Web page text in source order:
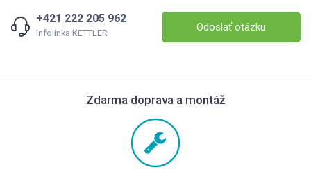
+421 222 205 962
Infolinka KETTLER Odoslať otázku
Zdarma doprava a montáž